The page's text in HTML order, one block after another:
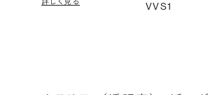
VVS1